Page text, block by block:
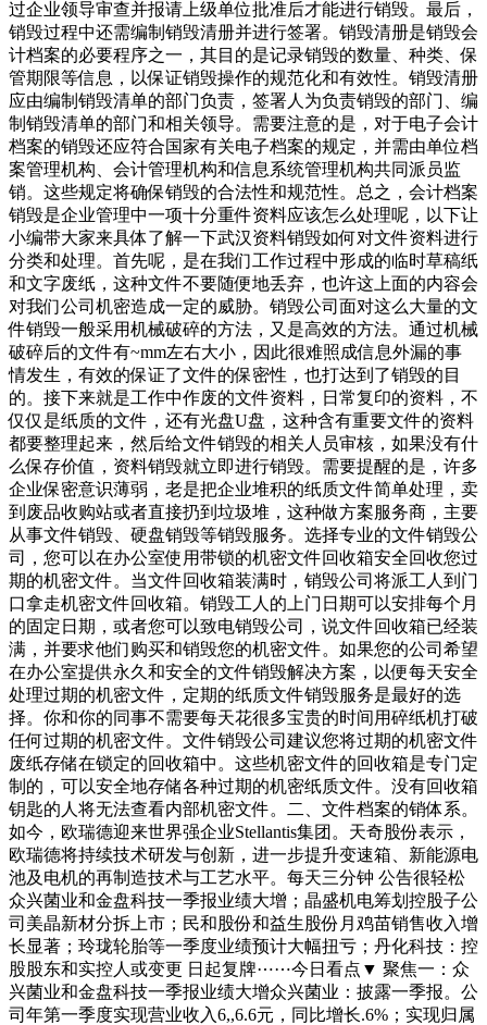
过企业领导审查并报请上级单位批准后才能进行销毁。最后，
销毁过程中还需编制销毁清册并进行签署。销毁清册是销毁会
计档案的必要程序之一，其目的是记录销毁的数量、种类、保
管期限等信息，以保证销毁操作的规范化和有效性。销毁清册
应由编制销毁清单的部门负责，签署人为负责销毁的部门、编
制销毁清单的部门和相关领导。需要注意的是，对于电子会计
档案的销毁还应符合国家有关电子档案的规定，并需由单位档
案管理机构、会计管理机构和信息系统管理机构共同派员监
销。这些规定将确保销毁的合法性和规范性。总之，会计档案
销毁是企业管理中一项十分重件资料应该怎么处理呢，以下让
小编带大家来具体了解一下武汉资料销毁如何对文件资料进行
分类和处理。首先呢，是在我们工作过程中形成的临时草稿纸
和文字废纸，这种文件不要随便地丢弃，也许这上面的内容会
对我们公司机密造成一定的威胁。销毁公司面对这么大量的文
件销毁一般采用机械破碎的方法，又是高效的方法。通过机械
破碎后的文件有~mm左右大小，因此很难照成信息外漏的事
情发生，有效的保证了文件的保密性，也打达到了销毁的目
的。接下来就是工作中作废的文件资料，日常复印的资料，不
仅仅是纸质的文件，还有光盘U盘，这种含有重要文件的资料
都要整理起来，然后给文件销毁的相关人员审核，如果没有什
么保存价值，资料销毁就立即进行销毁。需要提醒的是，许多
企业保密意识薄弱，老是把企业堆积的纸质文件简单处理，卖
到废品收购站或者直接扔到垃圾堆，这种做方案服务商，主要
从事文件销毁、硬盘销毁等销毁服务。选择专业的文件销毁公
司，您可以在办公室使用带锁的机密文件回收箱安全回收您过
期的机密文件。当文件回收箱装满时，销毁公司将派工人到门
口拿走机密文件回收箱。销毁工人的上门日期可以安排每个月
的固定日期，或者您可以致电销毁公司，说文件回收箱已经装
满，并要求他们购买和销毁您的机密文件。如果您的公司希望
在办公室提供永久和安全的文件销毁解决方案，以便每天安全
处理过期的机密文件，定期的纸质文件销毁服务是最好的选
择。你和你的同事不需要每天花很多宝贵的时间用碎纸机打破
任何过期的机密文件。文件销毁公司建议您将过期的机密文件
废纸存储在锁定的回收箱中。这些机密文件的回收箱是专门定
制的，可以安全地存储各种过期的机密纸质文件。没有回收箱
钥匙的人将无法查看内部机密文件。二、文件档案的销体系。
如今，欧瑞德迎来世界强企业Stellantis集团。天奇股份表示，
欧瑞德将持续技术研发与创新，进一步提升变速箱、新能源电
池及电机的再制造技术与工艺水平。每天三分钟 公告很轻松
众兴菌业和金盘科技一季报业绩大增；晶盛机电筹划控股子公
司美晶新材分拆上市；民和股份和益生股份月鸡苗销售收入增
长显著；玲珑轮胎等一季度业绩预计大幅扭亏；丹化科技：控
股股东和实控人或变更 日起复牌⋯⋯今日看点▼ 聚焦一：众
兴菌业和金盘科技一季报业绩大增众兴菌业：披露一季报。公
司年第一季度实现营业收入6,,6.6元，同比增长.6%；实现归属